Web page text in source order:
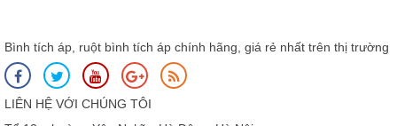
Bình tích áp, ruột bình tích áp chính hãng, giá rẻ nhất trên thị trường
LIÊN HỆ VỚI CHÚNG TÔI